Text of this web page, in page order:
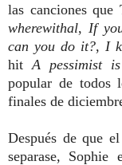
las canciones que
wherewithal, If
can you do it?, I
hitA pessimist
popular de todos
finales de
Después de que
separase, Sophie